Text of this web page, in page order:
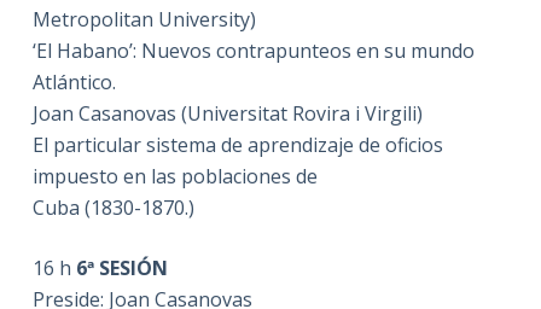
Metropolitan University)
‘El Habano’: Nuevos contrapunteos en su mundo
Atlántico.
Joan Casanovas (Universitat Rovira i Virgili)
El particular sistema de aprendizaje de oficios
impuesto en las poblaciones de
Cuba (1830-1870.)
16 h 6ª SESIÓN
Preside: Joan Casanovas